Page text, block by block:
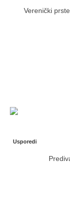
Verenički
Usporedi